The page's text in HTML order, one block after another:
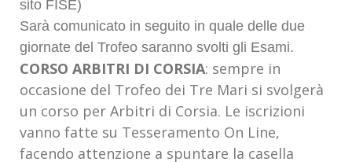
sito FISE)
Sarà comunicato in seguito in quale delle due
giornate del Trofeo saranno svolti gli Esami.
CORSO ARBITRI DI CORSIA: sempre in
occasione del Trofeo dei Tre Mari si svolgerà
un corso per Arbitri di Corsia. Le iscrizioni
vanno fatte su Tesseramento On Line,
facendo attenzione a spuntare la casella